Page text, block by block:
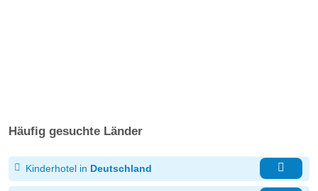
Häufig gesuchte Länder
Kinderhotel in Deutschland